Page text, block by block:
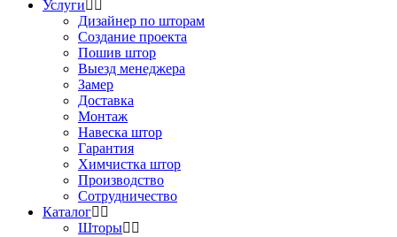
Услуги
Дизайнер по шторам
Создание проекта
Пошив штор
Выезд менеджера
Замер
Доставка
Монтаж
Навеска штор
Гарантия
Химчистка штор
Производство
Сотрудничество
Каталог
Шторы